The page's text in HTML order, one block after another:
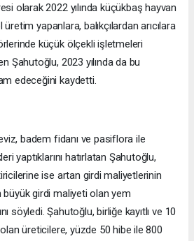
olarak 2022 yılında küçükbaş hayvan
yapanlara, balıkçılardan arıcılara
küçük ölçekli işletmeleri
Şahutoğlu, 2023 yılında da bu
edeceğini kaydetti.
badem fidanı ve pasiflora ile
yaptıklarını hatırlatan Şahutoğlu,
ise artan girdi maliyetlerinin
büyük girdi maliyeti olan yem
söyledi. Şahutoğlu, birliğe kayıtlı ve 10
üreticilere, yüzde 50 hibe ile 800